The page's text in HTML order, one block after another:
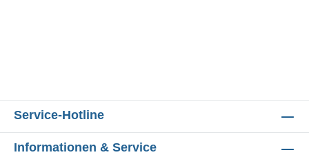
Service-Hotline
Informationen & Service